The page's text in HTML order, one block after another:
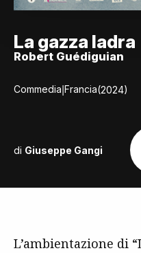
La gazza ladra
Robert Guédiguian
Commedia|Francia(2024)
di Giuseppe Gangi
L’ambientazione di